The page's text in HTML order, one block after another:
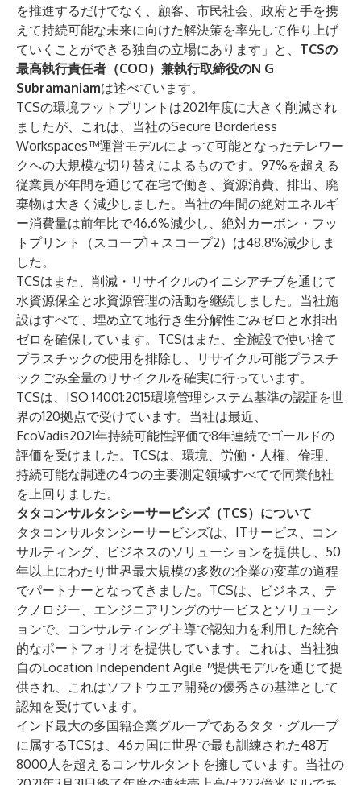
を推進するだけでなく、顧客、市民社会、政府と手を携
えて持続可能な未来に向けた解決策を率先して作り上げ
ていくことができる独自の立場にあります」と、 TCSの
最高執行責任者（COO）兼執行取締役のN G
Subramaniamは述べています。
TCSの環境フットプリントは2021年度に大きく削減され
ましたが、これは、当社のSecure Borderless
Workspaces™運営モデルによって可能となったテレワー
クへの大規模な切り替えによるものです。97%を超える
従業員が年間を通じて在宅で働き、資源消費、排出、廃
棄物は大きく減少しました。当社の年間の絶対エネルギ
ー消費量は前年比で46.6%減少し、絶対カーボン・フッ
トプリント（スコープ1＋スコープ2）は48.8%減少しま
した。
TCSはまた、削減・リサイクルのイニシアチブを通じて
水資源保全と水資源管理の活動を継続しました。当社施
設はすべて、埋め立て地行き生分解性ごみゼロと水排出
ゼロを確保しています。TCSはまた、全施設で使い捨て
プラスチックの使用を排除し、リサイクル可能プラスチ
ックごみ全量のリサイクルを確実に行っています。
TCSは、ISO 14001:2015環境管理システム基準の認証を世
界の120拠点で受けています。当社は最近、
EcoVadis2021年持続可能性評価で8年連続でゴールドの
評価を受けました。TCSは、環境、労働・人権、倫理、
持続可能な調達の4つの主要測定領域すべてで同業他社
を上回りました。
タタコンサルタンシーサービシズ（TCS）について
タタコンサルタンシーサービシズは、ITサービス、コン
サルティング、ビジネスのソリューションを提供し、50
年以上にわたり世界最大規模の多数の企業の変革の道程
でパートナーとなってきました。TCSは、ビジネス、テ
クノロジー、エンジニアリングのサービスとソリューシ
ョンで、コンサルティング主導で認知力を利用した統合
的なポートフォリオを提供しています。これは、当社独
自のLocation Independent Agile™提供モデルを通じて提
供され、これはソフトウエア開発の優秀さの基準として
認知を受けています。
インド最大の多国籍企業グループであるタタ・グループ
に属するTCSは、46カ国に世界で最も訓練された48万
8000人を超えるコンサルタントを擁しています。当社の